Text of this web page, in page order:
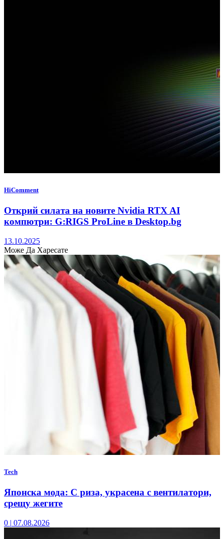
HiComment
Открий силата на новите Nvidia RTX AI
компютри: G:RIGS ProLine в Desktop.bg
13.10.2025
Може Да Харесате
Tech
Японска мода: С риза, украсена с вентилатори,
срещу жегите
0 | 07.08.2026